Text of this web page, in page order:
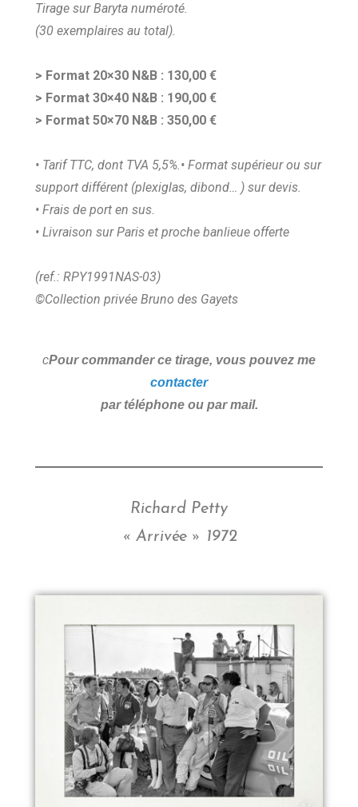
Tirage sur Baryta numéroté.
(30 exemplaires au total).
> Format 20×30 N&B : 130,00 €
> Format 30×40 N&B : 190,00 €
> Format 50×70 N&B : 350,00 €
• Tarif TTC, dont TVA 5,5%.• Format supérieur ou sur
support différent (plexiglas, dibond… ) sur devis.
• Frais de port en sus.
• Livraison sur Paris et proche banlieue offerte
(ref.: RPY1991NAS-03)
©Collection privée Bruno des Gayets
cPour commander ce tirage, vous pouvez me
contacter
par téléphone ou par mail.
Richard Petty
« Arrivée » 1972